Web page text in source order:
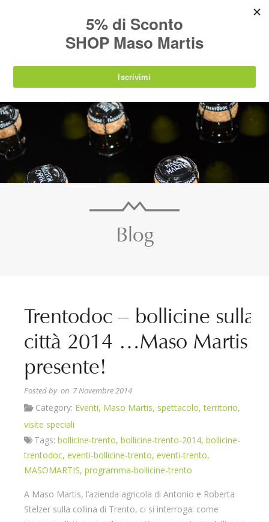
IT EN DE SHOP
Blog
Trentodoc – bollicine sulla
città 2014 …Maso Martis
presente!
Posted by on 7 Novembre 2014
Category: Eventi, Maso Martis, spettacolo,territorio,
visite speciali
Tags: bollicine-trento, bollicine-trento-2014, bollicine-
trentodoc, eventi-bollicine-trento, eventi-trento,
MASOMARTIS, programma-bollicine-trento
A Maso Martis, l’azienda agricola di Antonio e Roberta
Stelzer sulla collina di Trento, ci si interroga: come
nuovamente disponibili a partire da
agosto 2026.